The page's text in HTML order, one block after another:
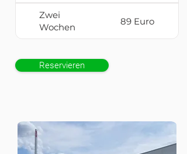
Zwei
Wochen
89 Euro
Reservieren